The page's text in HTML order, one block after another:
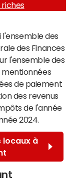
riches
l'ensemble des
des Finances
l'ensemble des
mentionnées
de paiement
des revenus
de l'année
2024.
locaux à